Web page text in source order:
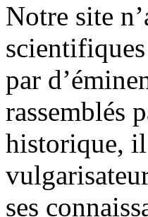
Notre site
par
rassemblés
historique, il
ses